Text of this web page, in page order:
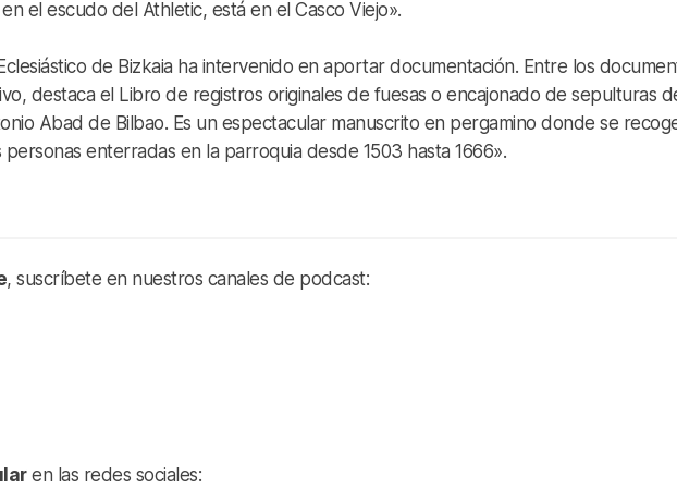
el escudo del Athletic, está en el Casco Viejo».
de Bizkaia ha intervenido en aportar documentación. Entre los
destaca el Libro de registros originales de fuesas o encajonado de sepulturas
Abad de Bilbao. Es un espectacular manuscrito en pergamino donde se
enterradas en la parroquia desde 1503 hasta 1666».
, suscríbete en nuestros canales de podcast:
en las redes sociales: